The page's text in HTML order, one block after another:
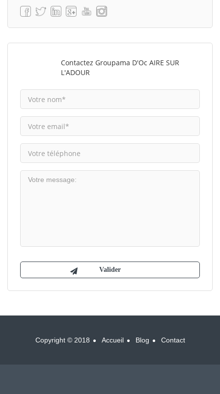
Contactez Groupama D'Oc AIRE SUR
L'ADOUR
Copyright © 2018 Accueil Blog Contact